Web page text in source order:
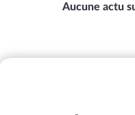
Aucune actu